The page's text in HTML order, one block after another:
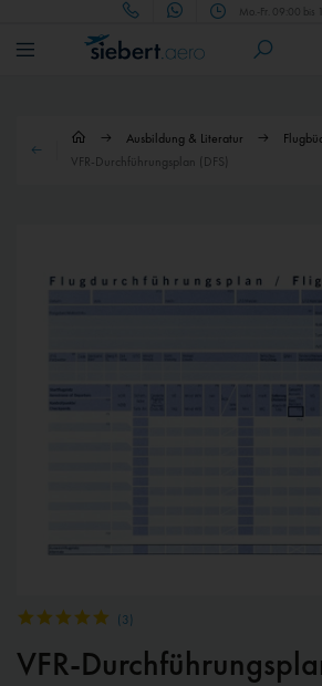
Mo.-Fr. 09:00 bis
Ausbildung & Literatur
VFR-Durchführungsplan (DFS)
(3)
VFR-